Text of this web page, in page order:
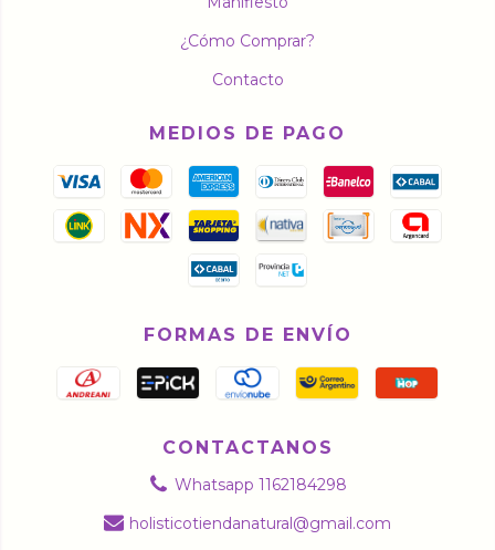
¿Cómo Comprar?
Contacto
MEDIOS DE PAGO
FORMAS DE ENVÍO
CONTACTANOS
Whatsapp 1162184298
holisticotiendanatural@gmail.com